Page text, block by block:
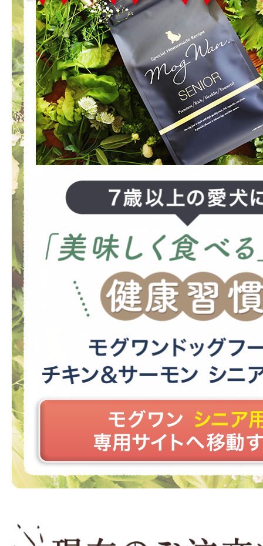
岩手県のお客様からご注文がありました。
2026年08月09日 22時15分
愛知県のお客様からご注文がありました。
2026年08月09日 22時10分
定期コース
北海道のお客様からご注文がありました。
2026年08月09日 22時06分
定期コース
神奈川県のお客様からご注文がありました
2026年08月09日 22時02分
定期コース
岡山県のお客様からご注文がありました。
神奈川県のお客様からご注文がありました
福岡県のお客様からご注文がありました。
2026年08月09日 20時35分
定期コース
東京都のお客様からご注文がありました。
2026年08月09日 20時11分
東京都のお客様からご注文がありました。